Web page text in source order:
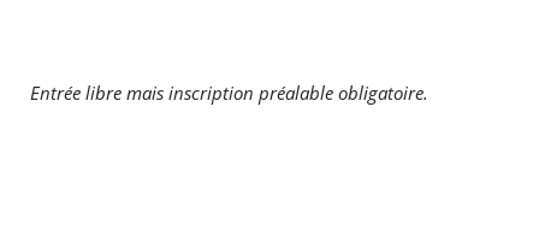
Entrée libre mais inscription préalable obligatoire.